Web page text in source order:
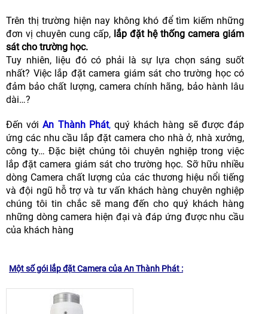
Trên thị trường hiện nay không khó để tìm kiếm những
đơn vị chuyên cung cấp, lắp đặt hệ thống camera giám
sát cho trường học.
Tuy nhiên, liệu đó có phải là sự lựa chọn sáng suốt
nhất? Việc lắp đặt camera giám sát cho trường học có
đảm bảo chất lượng, camera chính hãng, bảo hành lâu
dài…?
Đến vớiAn Thành Phát,quý khách hàng sẽ được đáp
ứng các nhu cầu lắp đặt camera cho nhà ở, nhà xưởng,
công ty… Đặc biệt chúng tôi chuyên nghiệp trong việc
lắp đặt camera giám sát cho trường học. Sỡ hữu nhiều
dòng Camera chất lượng của các thương hiệu nổi tiếng
và đội ngũ hỗ trợ và tư vấn khách hàng chuyên nghiệp
chúng tôi tin chắc sẽ mang đến cho quý khách hàng
những dòng camera hiện đại và đáp ứng được nhu cầu
của khách hàng
Một số gói lắp đặt Camera của An Thành Phát :